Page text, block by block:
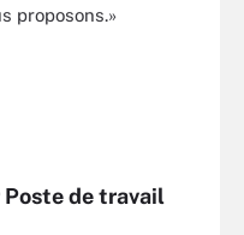
proposons.»
de travail